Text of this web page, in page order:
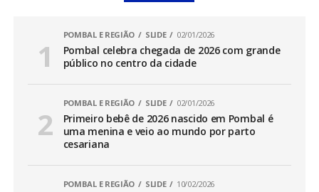
POMBAL E REGIÃO SLIDE 02/01/2026
Pombal celebra chegada de 2026 com grande
público no centro da cidade
POMBAL E REGIÃO SLIDE 02/01/2026
Primeiro bebê de 2026 nascido em Pombal é
uma menina e veio ao mundo por parto
cesariana
POMBAL E REGIÃO SLIDE 10/02/2026